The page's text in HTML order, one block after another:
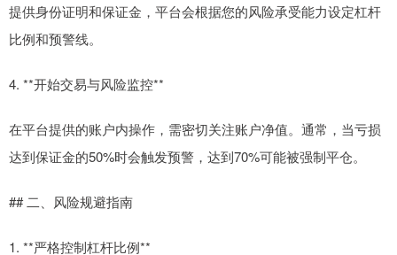
提供身份证明和保证金，平台会根据您的风险承受能力设定杠杆
比例和预警线。
4. **开始交易与风险监控**
在平台提供的账户内操作，需密切关注账户净值。通常，当亏损
达到保证金的50%时会触发预警，达到70%可能被强制平仓。
## 二、风险规避指南
1. **严格控制杠杆比例**